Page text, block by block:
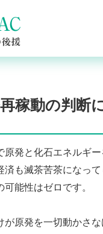
稼動の判断
発と化石エネルギ
済も滅茶苦茶になっ
能性はゼロです。
原発を一切動かさ